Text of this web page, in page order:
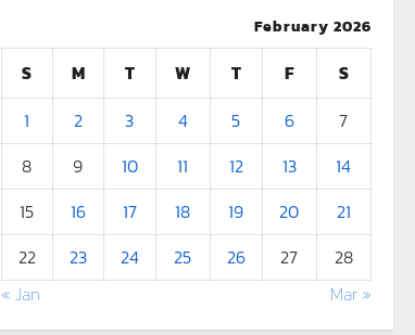
February 2026
S M T W T F
S
1
2 3 4 5 6
7
8
9 10 11 12 13
14
15
16 17 18 19 20
21
22
23 24 25 26 27
28
« Jan
Mar »